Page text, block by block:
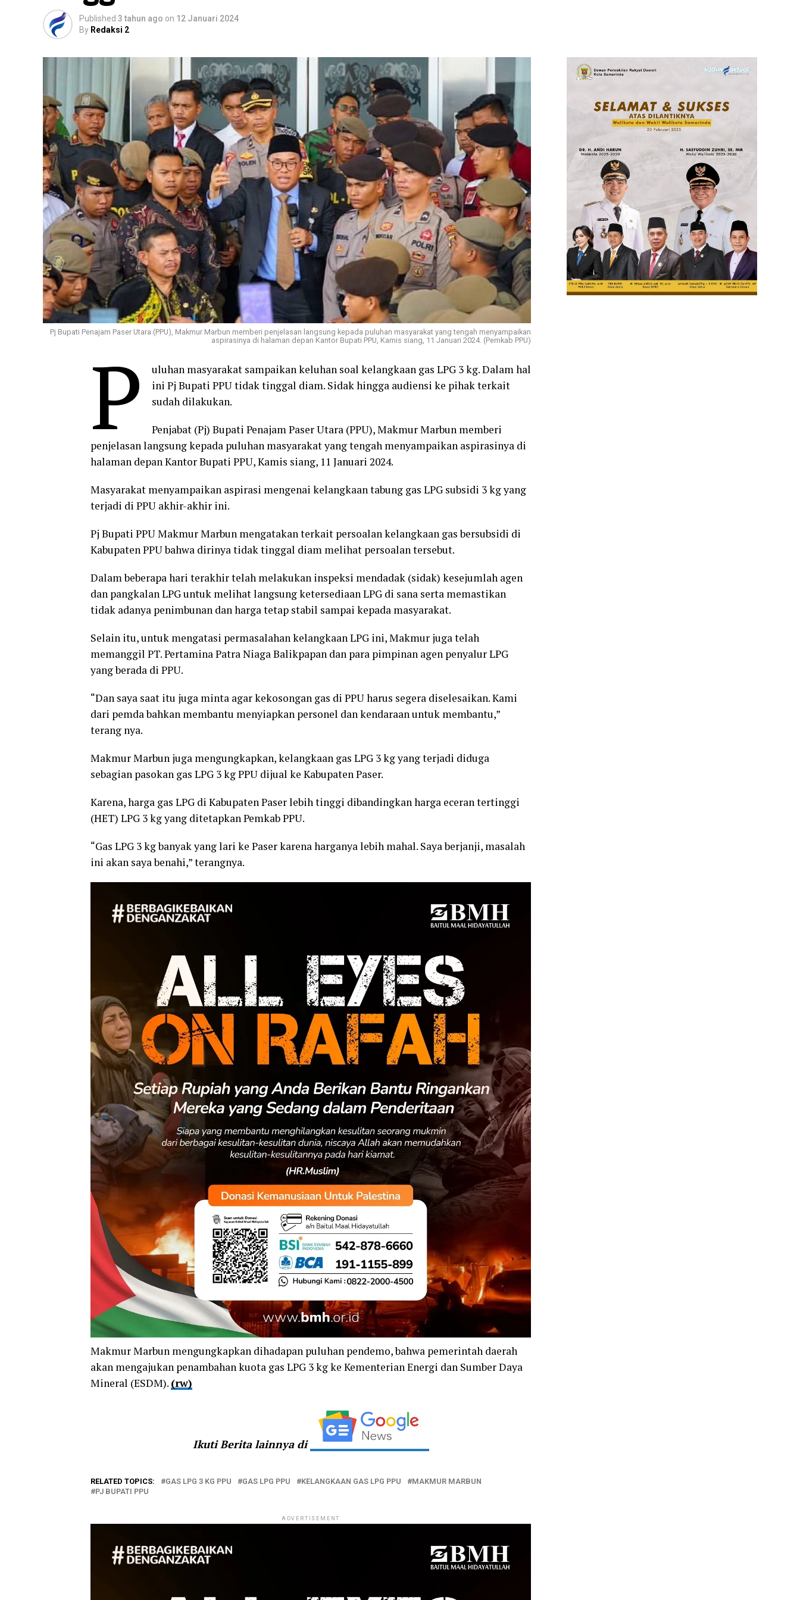
Published 3 tahun ago on 12 Januari 2024
By Redaksi 2
Pj Bupati Penajam Paser Utara (PPU), Makmur Marbun memberi penjelasan langsung kepada puluhan masyarakat yang tengah menyampaikan
aspirasinya di halaman depan Kantor Bupati PPU, Kamis siang, 11 Januari 2024. (Pemkab PPU)
P
uluhan masyarakat sampaikan keluhan soal kelangkaan gas LPG 3 kg. Dalam hal
ini Pj Bupati PPU tidak tinggal diam. Sidak hingga audiensi ke pihak terkait
sudah dilakukan.
Penjabat (Pj) Bupati Penajam Paser Utara (PPU), Makmur Marbun memberi
penjelasan langsung kepada puluhan masyarakat yang tengah menyampaikan aspirasinya di
halaman depan Kantor Bupati PPU, Kamis siang, 11 Januari 2024.
Masyarakat menyampaikan aspirasi mengenai kelangkaan tabung gas LPG subsidi 3 kg yang
terjadi di PPU akhir-akhir ini.
Pj Bupati PPU Makmur Marbun mengatakan terkait persoalan kelangkaan gas bersubsidi di
Kabupaten PPU bahwa dirinya tidak tinggal diam melihat persoalan tersebut.
Dalam beberapa hari terakhir telah melakukan inspeksi mendadak (sidak) kesejumlah agen
dan pangkalan LPG untuk melihat langsung ketersediaan LPG di sana serta memastikan
tidak adanya penimbunan dan harga tetap stabil sampai kepada masyarakat.
Selain itu, untuk mengatasi permasalahan kelangkaan LPG ini, Makmur juga telah
memanggil PT. Pertamina Patra Niaga Balikpapan dan para pimpinan agen penyalur LPG
yang berada di PPU.
“Dan saya saat itu juga minta agar kekosongan gas di PPU harus segera diselesaikan. Kami
dari pemda bahkan membantu menyiapkan personel dan kendaraan untuk membantu,”
terang nya.
Makmur Marbun juga mengungkapkan, kelangkaan gas LPG 3 kg yang terjadi diduga
sebagian pasokan gas LPG 3 kg PPU dijual ke Kabupaten Paser.
Karena, harga gas LPG di Kabupaten Paser lebih tinggi dibandingkan harga eceran tertinggi
(HET) LPG 3 kg yang ditetapkan Pemkab PPU.
“Gas LPG 3 kg banyak yang lari ke Paser karena harganya lebih mahal. Saya berjanji, masalah
ini akan saya benahi,” terangnya.
Makmur Marbun mengungkapkan dihadapan puluhan pendemo, bahwa pemerintah daerah
akan mengajukan penambahan kuota gas LPG 3 kg ke Kementerian Energi dan Sumber Daya
Mineral (ESDM). (rw)
Ikuti Berita lainnya di
RELATED TOPICS: GAS LPG 3 KG PPU GAS LPG PPU KELANGKAAN GAS LPG PPU
MAKMUR MARBUN
PJ BUPATI PPU
ADVERTISEMENT